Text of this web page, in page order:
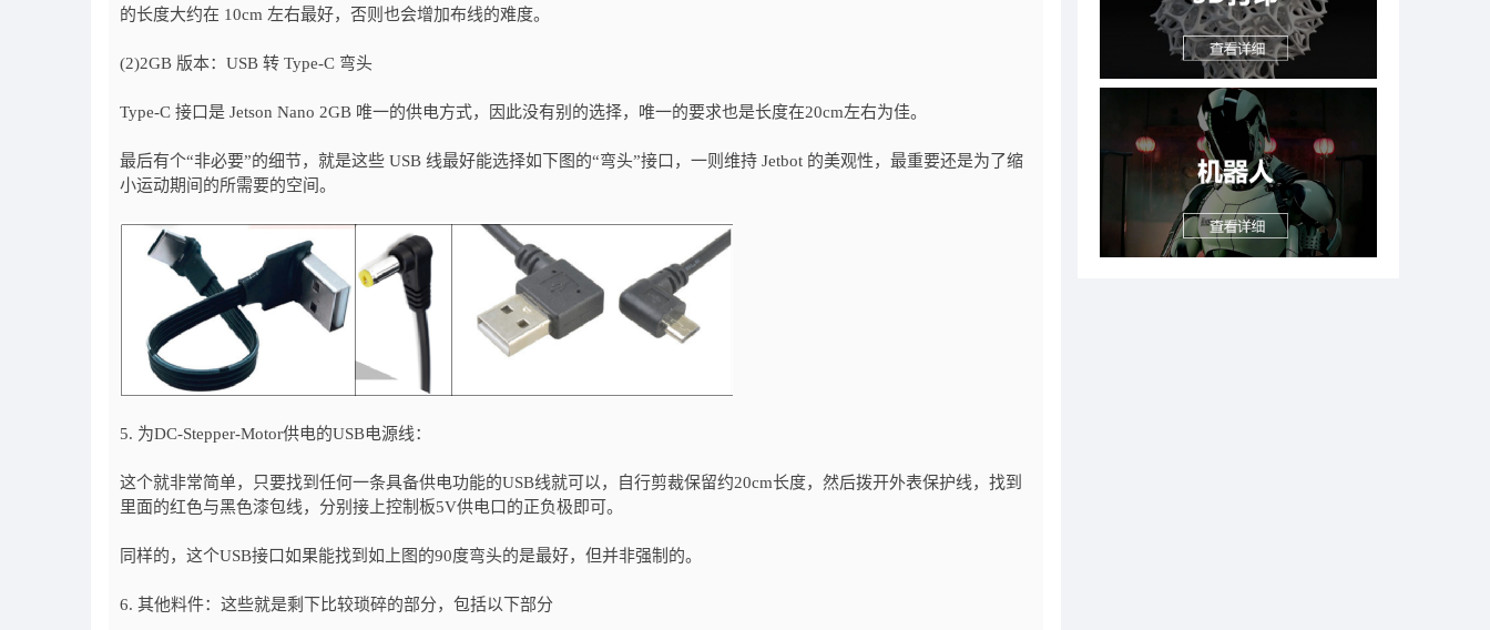
的长度大约在 10cm 左右最好，否则也会增加布线的难度。
(2)2GB 版本：USB 转 Type-C 弯头
Type-C 接口是 Jetson Nano 2GB 唯一的供电方式，因此没有别的选择，唯一的要求也是长度在20cm左右为佳。
最后有个“非必要”的细节，就是这些 USB 线最好能选择如下图的“弯头”接口，一则维持 Jetbot 的美观性，最重要还是为了缩
小运动期间的所需要的空间。
5. 为DC-Stepper-Motor供电的USB电源线：
这个就非常简单，只要找到任何一条具备供电功能的USB线就可以，自行剪裁保留约20cm长度，然后拨开外表保护线，找到
里面的红色与黑色漆包线，分别接上控制板5V供电口的正负极即可。
同样的，这个USB接口如果能找到如上图的90度弯头的是最好，但并非强制的。
6. 其他料件：这些就是剩下比较琐碎的部分，包括以下部分